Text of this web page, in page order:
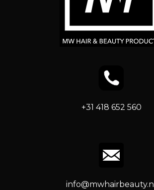
+31 418 652 560
info@mwhairbeauty.nl